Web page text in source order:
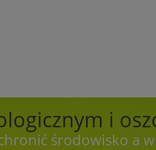
i
środowisko a